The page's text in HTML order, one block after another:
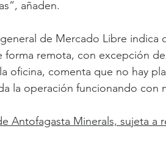
añaden.
de Mercado Libre indica
forma remota, con excepción
oficina, comenta que no hay
la operación funcionando con
Antofagasta Minerals, sujeta a